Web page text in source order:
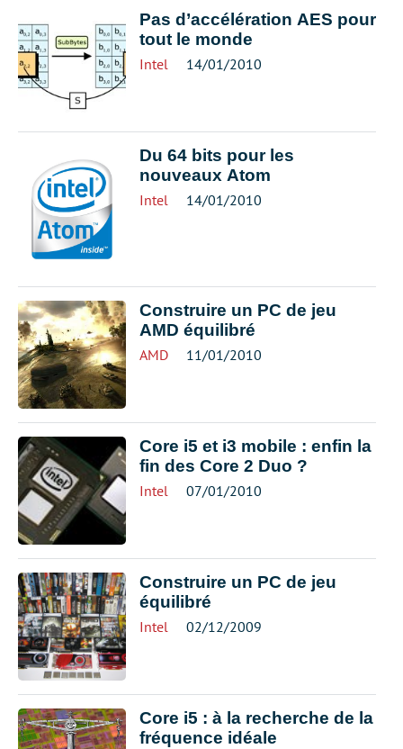
Pas d’accélération AES pour
tout le monde
Intel 14/01/2010
Du 64 bits pour les
nouveaux Atom
Intel 14/01/2010
Construire un PC de jeu
AMD équilibré
AMD 11/01/2010
Core i5 et i3 mobile : enfin la
fin des Core 2 Duo ?
Intel 07/01/2010
Construire un PC de jeu
équilibré
Intel 02/12/2009
Core i5 : à la recherche de la
fréquence idéale